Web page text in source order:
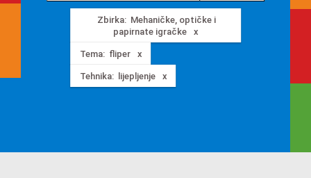
Zbirka: Mehaničke, optičke i
papirnate igračke
Tema: fliper
Tehnika: lijepljenje